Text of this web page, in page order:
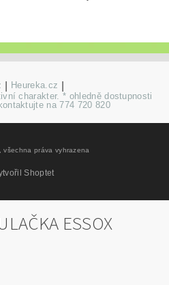
Heureka.cz
charakter. * ohledně dostupnosti
na 774 720 820
, všechna práva vyhrazena
Shoptet
ESSOX